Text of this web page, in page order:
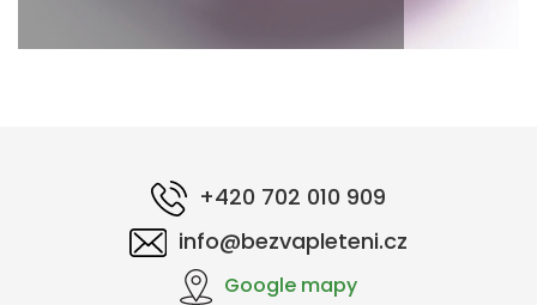
+420 702 010 909
info@bezvapleteni.cz
Google mapy